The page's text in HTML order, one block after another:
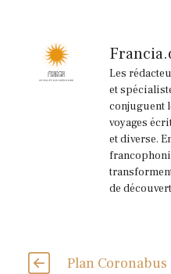
Les
et
conjuguent
voyages
et diverse.
de
Plan Coronabus